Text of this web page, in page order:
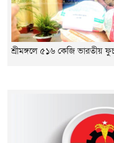
শ্রীমঙ্গলে ৫১৬ কেজি ভারতীয়